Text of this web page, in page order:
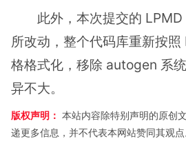
此外，本次提交的
所改动，整个代码库重新按
格格式化，移除 autogen 系
异不大。
版权声明： 本站内容除特别声明的原创
递更多信息，并不代表本网站赞同其观